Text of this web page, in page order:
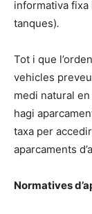
informativa
tanques).
Tot i que
vehicles
medi natural
hagi
taxa per
aparcaments
Normatives